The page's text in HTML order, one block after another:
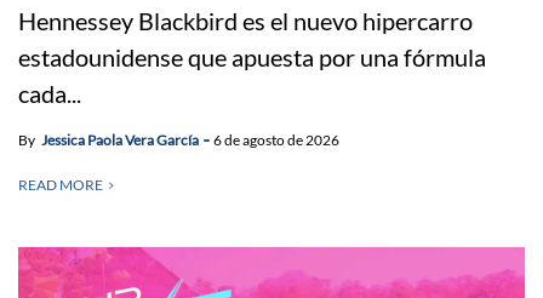
Hennessey Blackbird es el nuevo hipercarro
estadounidense que apuesta por una fórmula
cada...
By Jessica Paola Vera García 6 de agosto de 2026
READ MORE